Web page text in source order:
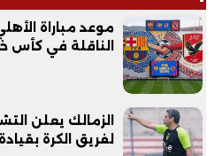
موعد مباراة
الناقلة في كأس
الزمالك يعلن
لفريق الكرة